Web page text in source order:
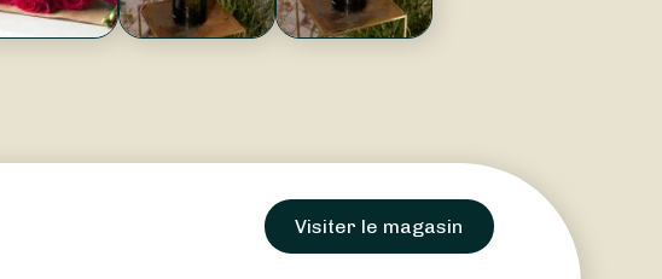
Visiter le magasin